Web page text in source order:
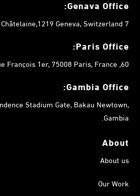
Genava Office:
7 chemin de Balexert, Châtelaine,1219 Geneva, Switzerland.
Paris Office:
60, rue François 1er, 75008 Paris, France.
Gambia Office:
Stadium Gate, Bakau Newtown,
Gambia.
About
About us
Our Work